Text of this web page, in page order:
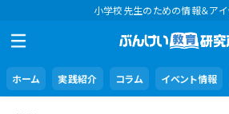
小学校先生のための情報＆ア
ホーム 実践紹介 コラム イベント情報